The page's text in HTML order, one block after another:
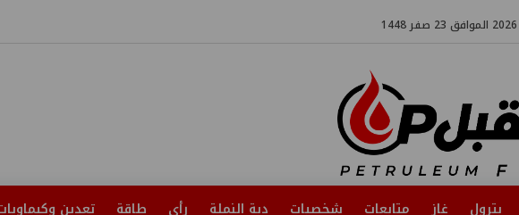
بترول غاز متابعات شخصيات دبة النملة رأي طاقة تعدين